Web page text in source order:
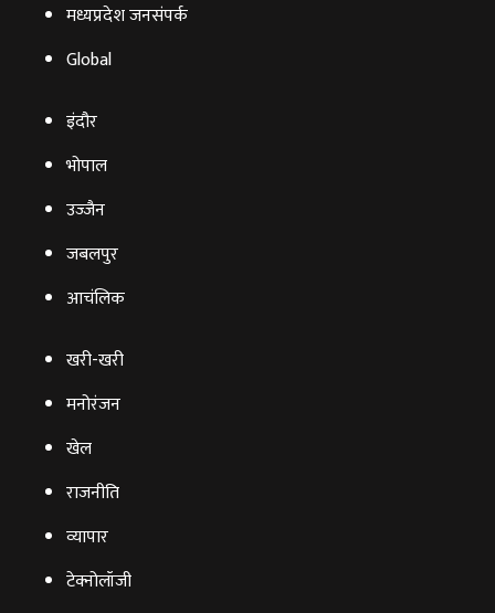
मध्यप्रदेश जनसंपर्क
Global
इंदौर
भोपाल
उज्‍जैन
जबलपुर
आचंलिक
खरी-खरी
मनोरंजन
खेल
राजनीति
व्‍यापार
टेक्‍नोलॉजी